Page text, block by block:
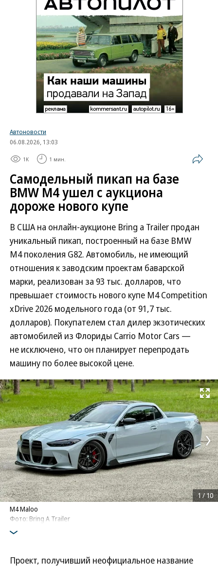
Автоновости
06.08.2026, 13:03
1K 1 мин.
Самодельный пикап на базе
BMW M4 ушел с аукциона
дороже нового купе
В США на онлайн-аукционе Bring a Trailer продан
уникальный пикап, построенный на базе BMW
M4 поколения G82. Автомобиль, не имеющий
отношения к заводским проектам баварской
марки, реализован за 93 тыс. долларов, что
превышает стоимость нового купе M4 Competition
xDrive 2026 модельного года (от 91,7 тыс.
долларов). Покупателем стал дилер экзотических
автомобилей из Флориды Carrio Motor Cars —
не исключено, что он планирует перепродать
машину по более высокой цене.
Развернуть
M4 Maloo
Фото: Bring A Trailer
1/10
Проект, получивший неофициальное название